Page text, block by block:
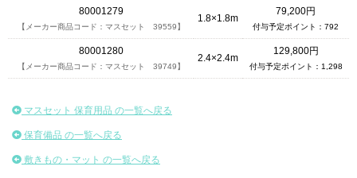
80001279
【メーカー商品コード：マスセット 39559】
1.8×1.8m
79,200円
付与予定ポイント：792
80001280
【メーカー商品コード：マスセット 39749】
2.4×2.4m
129,800円
付与予定ポイント：1,298
マスセット 保育用品 の一覧へ戻る
保育備品 の一覧へ戻る
敷きもの・マット の一覧へ戻る